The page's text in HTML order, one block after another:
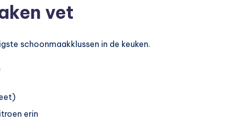
vet
schoonmaakklussen in de keuken.
erin